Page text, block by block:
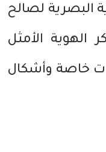
البصرية لصالح
الهوية الأمثل
خاصة وأشكال